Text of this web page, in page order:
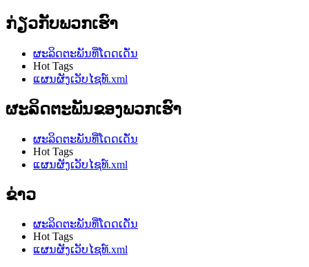
ກ່ຽວ​ກັບ​ພວກ​ເຮົາ
ຜະລິດຕະພັນທີ່ໂດດເດັ່ນ
Hot Tags
ແຜນຜັງເວັບໄຊທ໌.xml
ຜະລິດຕະພັນຂອງພວກເຮົາ
ຜະລິດຕະພັນທີ່ໂດດເດັ່ນ
Hot Tags
ແຜນຜັງເວັບໄຊທ໌.xml
ຂ່າວ
ຜະລິດຕະພັນທີ່ໂດດເດັ່ນ
Hot Tags
ແຜນຜັງເວັບໄຊທ໌.xml